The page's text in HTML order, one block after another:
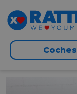
Coches